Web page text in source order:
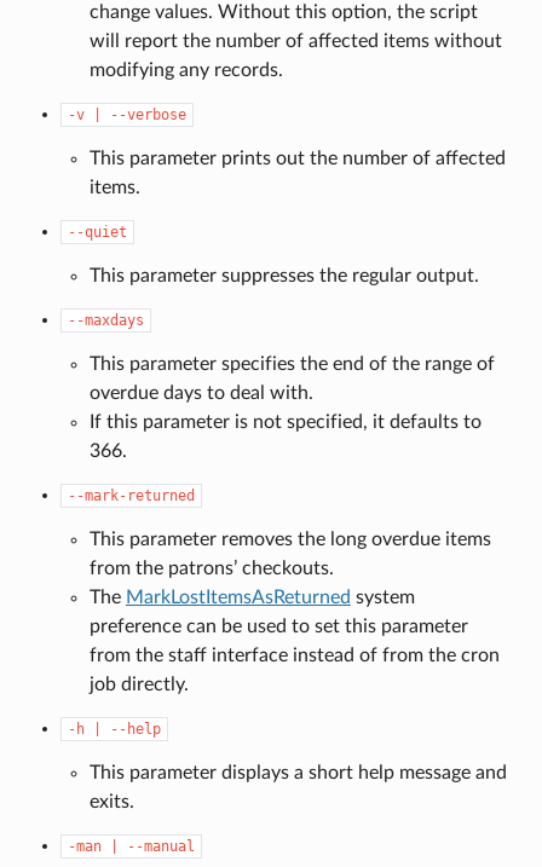
change values. Without this option, the script
will report the number of affected items without
modifying any records.
-v --verbose
This parameter prints out the number of affected
items.
--quiet
This parameter suppresses the regular output.
--maxdays
This parameter specifies the end of the range of
overdue days to deal with.
If this parameter is not specified, it defaults to
366.
--mark-returned
This parameter removes the long overdue items
from the patrons’ checkouts.
The MarkLostItemsAsReturned system
preference can be used to set this parameter
from the staff interface instead of from the cron
job directly.
-h --help
This parameter displays a short help message and
exits.
-man --manual